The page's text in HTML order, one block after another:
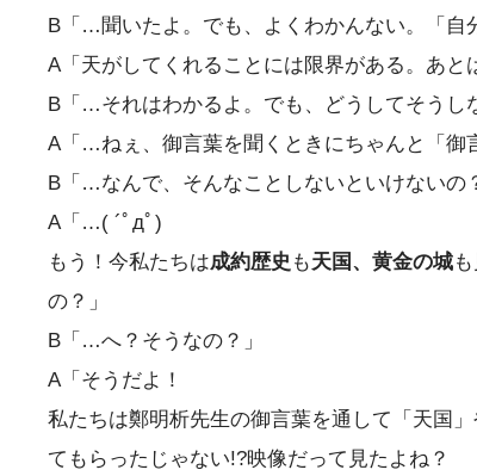
B「…聞いたよ。でも、よくわかんない。「自
A「天がしてくれることには限界がある。あと
B「…それはわかるよ。でも、どうしてそうし
A「…ねぇ、御言葉を聞くときにちゃんと「御
B「…なんで、そんなことしないといけないの
A「…( ´ﾟдﾟ)
もう！今私たちは成約歴史 も天国、黄金の城
の？」
B「…へ？そうなの？」
A「そうだよ！
私たちは鄭明析先生の御言葉を通して「天国
てもらったじゃない!?映像だって見たよね？